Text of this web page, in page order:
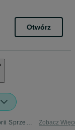
Otwórz
Sprzedaj z OLX - Ujazd - dodaj ofertę w kategorii Sprzedaż Zobacz